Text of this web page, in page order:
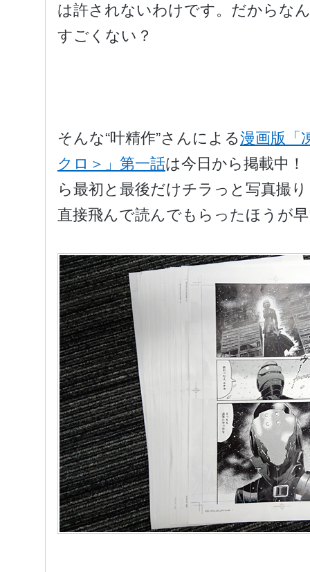
は許されないわけです。だからな
すごくない？
そんな“叶精作”さんによる漫画版「
クロ＞」第一話は今日から掲載中
ら最初と最後だけチラっと写真撮
直接飛んで読んでもらったほうが